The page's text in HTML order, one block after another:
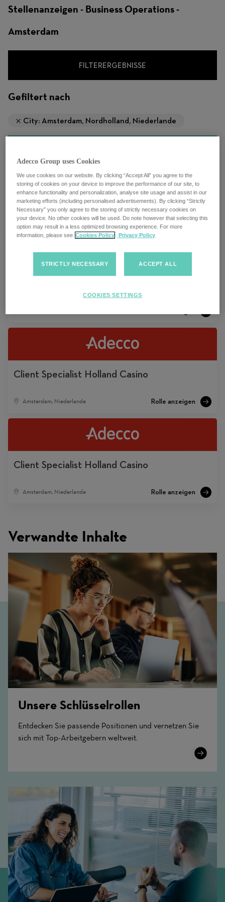
Stellenanzeigen - Business Operations -
Amsterdam
FILTERERGEBNISSE
Gefiltert nach
City: Amsterdam, Nordholland, Niederlande
Client Specialist Overheid
Amsterdam, Niederlande
Client Specialist Holland Casino
Amsterdam, Niederlande
Client Specialist Holland Casino
Amsterdam, Niederlande
Verwandte Inhalte
Unsere Schlüsselrollen
Entdecken Sie passende Positionen und vernetzen Sie
sich mit Top-Arbeitgebern weltweit.
Learn
Adecco Group uses Cookies
We use cookies on our website. By clicking “Accept All” you agree to the
storing of cookies on your device to improve the performance of our site, to
enhance functionality and personalization, analyse site usage and assist in our
marketing efforts (including personalised advertisements). By clicking “Strictly
Necessary” you only agree to the storing of strictly necessary cookies on
your device. No other cookies will be used. Do note however that selecting this
option may result in a less optimized browsing experience. For more
information, please see Cookies Policy Privacy Policy
STRICTLY NECESSARY ACCEPT ALL
COOKIES SETTINGS